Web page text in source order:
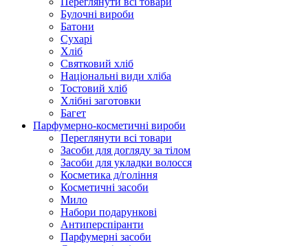
Булочні вироби
Батони
Сухарі
Хліб
Святковий хліб
Національні види хліба
Тостовий хліб
Хлібні заготовки
Багет
Парфумерно-косметичні вироби
Переглянути всі товари
Засоби для догляду за тілом
Засоби для укладки волосся
Косметика д/гоління
Косметичні засоби
Мило
Набори подарункові
Антиперспіранти
Парфумерні засоби